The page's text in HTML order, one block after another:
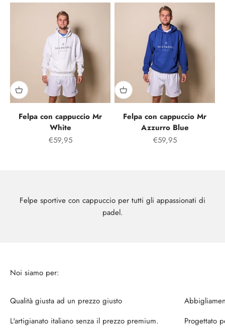
Felpa con cappuccio Mr
White
Prezzo speciale
€59,95
Felpa con cappuccio Mr
Azzurro Blue
Prezzo speciale
€59,95
Felpe sportive con cappuccio per tutti gli appassionati di
padel.
Qualità giusta ad un prezzo giusto
L'artigianato italiano senza il prezzo premium.
Progettato